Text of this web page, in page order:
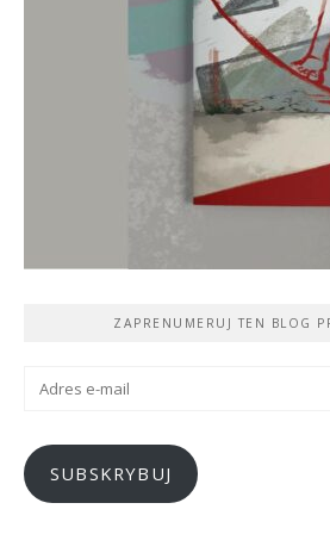
ZAPRENUMERUJ TEN BLOG
SUBSKRYBUJ